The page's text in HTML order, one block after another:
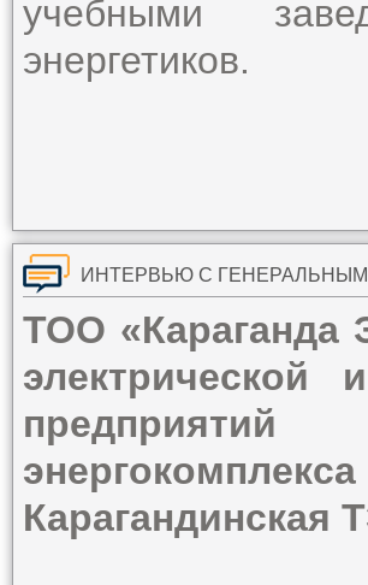
учебными
энергетиков.
ТОО «Караганда
Карагандинская